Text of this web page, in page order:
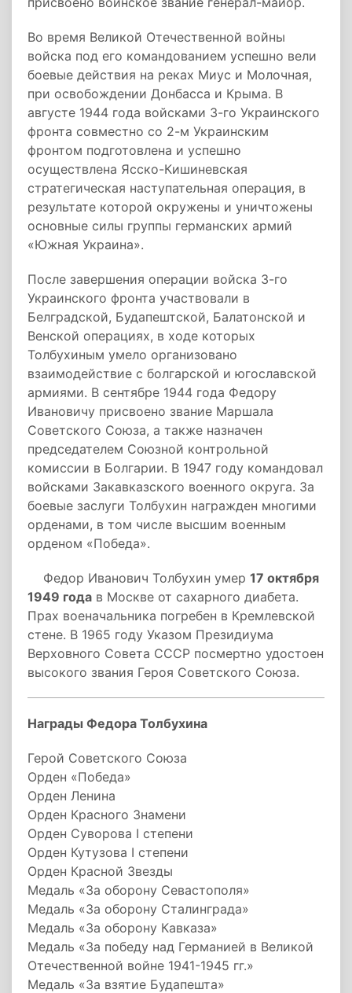
Во время Великой Отечественной войны
войска под его командованием успешно вели
боевые действия на реках Миус и Молочная,
при освобождении Донбасса и Крыма. В
августе 1944 года войсками 3-го Украинского
фронта совместно со 2-м Украинским
фронтом подготовлена и успешно
осуществлена Ясско-Кишиневская
стратегическая наступательная операция, в
результате которой окружены и уничтожены
основные силы группы германских армий
«Южная Украина».
После завершения операции войска 3-го
Украинского фронта участвовали в
Белградской, Будапештской, Балатонской и
Венской операциях, в ходе которых
Толбухиным умело организовано
взаимодействие с болгарской и югославской
армиями. В сентябре 1944 года Федору
Ивановичу присвоено звание Маршала
Советского Союза, а также назначен
председателем Союзной контрольной
комиссии в Болгарии. В 1947 году командовал
войсками Закавказского военного округа. За
боевые заслуги Толбухин награжден многими
орденами, в том числе высшим военным
орденом «Победа».
Федор Иванович Толбухин умер 17 октября
1949 года в Москве от сахарного диабета.
Прах военачальника погребен в Кремлевской
стене. В 1965 году Указом Президиума
Верховного Совета СССР посмертно удостоен
высокого звания Героя Советского Союза.
Награды Федора Толбухина
Герой Советского Союза
Орден «Победа»
Орден Ленина
Орден Красного Знамени
Орден Суворова I степени
Орден Кутузова I степени
Орден Красной Звезды
Медаль «За оборону Севастополя»
Медаль «За оборону Сталинграда»
Медаль «За оборону Кавказа»
Медаль «За победу над Германией в Великой
Отечественной войне 1941-1945 гг.»
Медаль «За взятие Будапешта»